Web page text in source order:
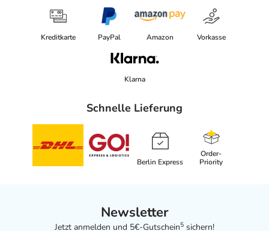
Kreditkarte PayPal Amazon Vorkasse
Klarna
Schnelle Lieferung
Berlin Express
Order-
Priority
Newsletter
Jetzt anmelden und 5€-Gutschein5 sichern!